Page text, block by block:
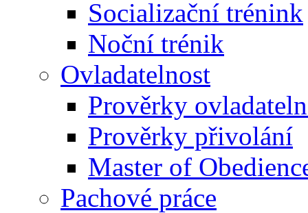
Socializační trénink
Noční trénik
Ovladatelnost
Prověrky
Prověrky přivolání
Master of
Pachové práce